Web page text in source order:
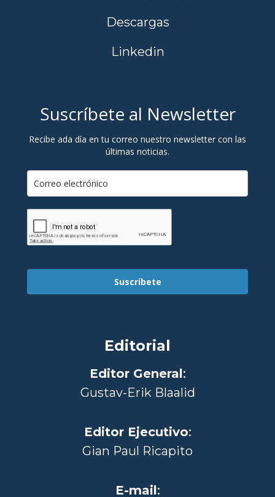
Descargas
Linkedin
Suscríbete al Newsletter
Recibe ada día en tu correo nuestro newsletter con las
últimas noticias.
Suscríbete
Editorial
Editor General:
Gustav-Erik Blaalid
Editor Ejecutivo:
Gian Paul Ricapito
E-mail: